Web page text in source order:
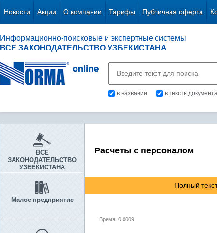
Новости Акции О компании Тарифы Публичная оферта
Информационно-поисковые и экспертные системы
ВСЕ ЗАКОНОДАТЕЛЬСТВО УЗБЕКИСТАНА
в названии в тексте документа
ВСЕ
ЗАКОНОДАТЕЛЬСТВО
УЗБЕКИСТАНА
Малое предприятие
Расчеты с персоналом
Полный
Время: 0.0009